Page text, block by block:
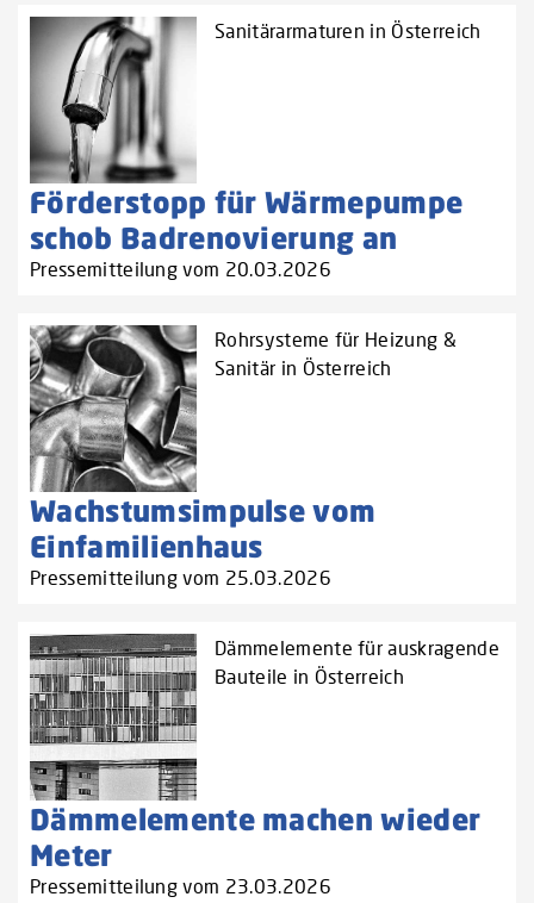
Sanitärarmaturen in Österreich
Förderstopp für Wärmepumpe
schob Badrenovierung an
Pressemitteilung vom 20.03.2026
Rohrsysteme für Heizung &
Sanitär in Österreich
Wachstumsimpulse vom
Einfamilienhaus
Pressemitteilung vom 25.03.2026
Dämmelemente für auskragende
Bauteile in Österreich
Dämmelemente machen wieder
Meter
Pressemitteilung vom 23.03.2026